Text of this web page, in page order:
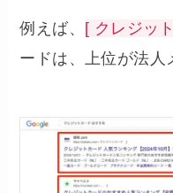
例えば、 [ クレジッ
ードは、上位が法人